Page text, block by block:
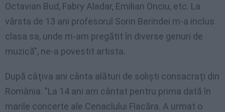
Octavian Bud, Fabry Aladar, Emilian Onciu, etc. La
vârsta de 13 ani profesorul Sorin Berindei m-a inclus
clasa sa, unde m-am pregătit în diverse genuri de
muzică", ne-a povestit artista.
După câţiva ani cânta alături de solişti consacraţi din
România. "La 14 ani am cântat pentru prima dată în
marile concerte ale Cenaclului Flacăra. A urmat o